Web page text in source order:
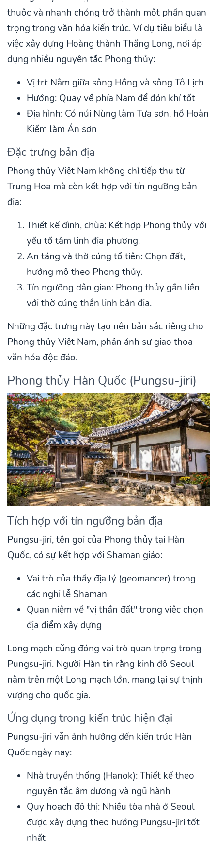
thuộc và nhanh chóng trở thành một phần quan
trọng trong văn hóa kiến trúc. Ví dụ tiêu biểu là
việc xây dựng Hoàng thành Thăng Long, nơi áp
dụng nhiều nguyên tắc Phong thủy:
Vị trí: Nằm giữa sông Hồng và sông Tô Lịch
Hướng: Quay về phía Nam để đón khí tốt
Địa hình: Có núi Nùng làm Tựa sơn, hồ Hoàn
Kiếm làm Án sơn
Đặc trưng bản địa
Phong thủy Việt Nam không chỉ tiếp thu từ
Trung Hoa mà còn kết hợp với tín ngưỡng bản
địa:
Thiết kế đình, chùa: Kết hợp Phong thủy với
yếu tố tâm linh địa phương.
An táng và thờ cúng tổ tiên: Chọn đất,
hướng mộ theo Phong thủy.
Tín ngưỡng dân gian: Phong thủy gắn liền
với thờ cúng thần linh bản địa.
Những đặc trưng này tạo nên bản sắc riêng cho
Phong thủy Việt Nam, phản ánh sự giao thoa
văn hóa độc đáo.
Phong thủy Hàn Quốc (Pungsu-jiri)
Tích hợp với tín ngưỡng bản địa
Pungsu-jiri, tên gọi của Phong thủy tại Hàn
Quốc, có sự kết hợp với Shaman giáo:
Vai trò của thầy địa lý (geomancer) trong
các nghi lễ Shaman
Quan niệm về "vị thần đất" trong việc chọn
địa điểm xây dựng
Long mạch cũng đóng vai trò quan trọng trong
Pungsu-jiri. Người Hàn tin rằng kinh đô Seoul
nằm trên một Long mạch lớn, mang lại sự thịnh
vượng cho quốc gia.
Ứng dụng trong kiến trúc hiện đại
Pungsu-jiri vẫn ảnh hưởng đến kiến trúc Hàn
Quốc ngày nay:
Nhà truyền thống (Hanok): Thiết kế theo
nguyên tắc âm dương và ngũ hành
Quy hoạch đô thị: Nhiều tòa nhà ở Seoul
được xây dựng theo hướng Pungsu-jiri tốt
nhất